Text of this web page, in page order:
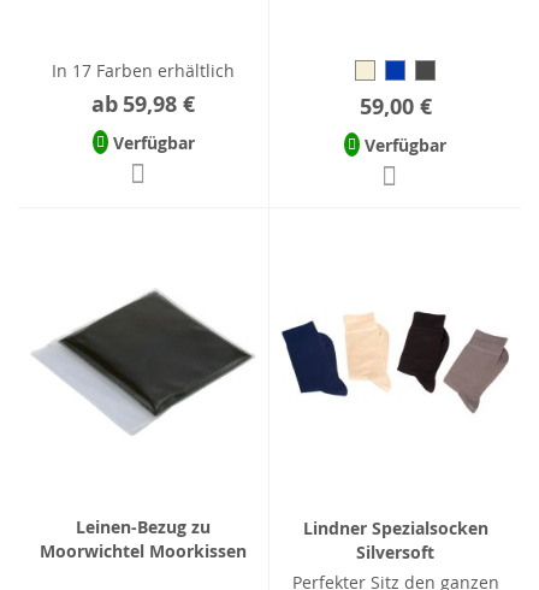
In 17 Farben erhältlich
ab 59,98 €
Verfügbar
59,00 €
Verfügbar
Leinen-Bezug zu
Moorwichtel Moorkissen
Lindner Spezialsocken
Silversoft
Perfekter Sitz den ganzen